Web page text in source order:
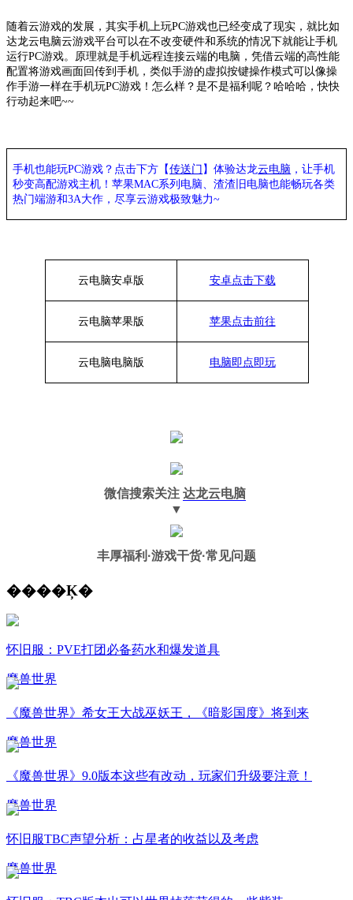
随着云游戏的发展，其实手机上玩PC游戏也已经变成了现实，就比如
达龙云电脑云游戏平台可以在不改变硬件和系统的情况下就能让手机
运行PC游戏。原理就是手机远程连接云端的电脑，凭借云端的高性能
配置将游戏画面回传到手机，类似手游的虚拟按键操作模式可以像操
作手游一样在手机玩PC游戏！怎么样？是不是福利呢？哈哈哈，快快
行动起来吧~~
手机也能玩PC游戏？点击下方【传送门 】体验达龙云电脑 ，让手机
秒变高配游戏主机 ！苹果MAC系列电脑、渣渣旧电脑也能畅玩各类
热门端游和3A大作， 尽享云游戏极致魅力~
云电脑安卓版 安卓点击下载
云电脑苹果版 苹果点击前往
云电脑电脑版 电脑即点即玩
微信搜索关注 达龙云电脑
▼
丰厚福利 ·游戏干货·常见问题
����Ķ�
怀旧服：PVE打团必备药水和爆发道具
魔兽世界
《魔兽世界》希女王大战巫妖王，《暗影国度》将到来
魔兽世界
《魔兽世界》9.0版本这些有改动，玩家们升级要注意！
魔兽世界
怀旧服TBC声望分析：占星者的收益以及考虑
魔兽世界